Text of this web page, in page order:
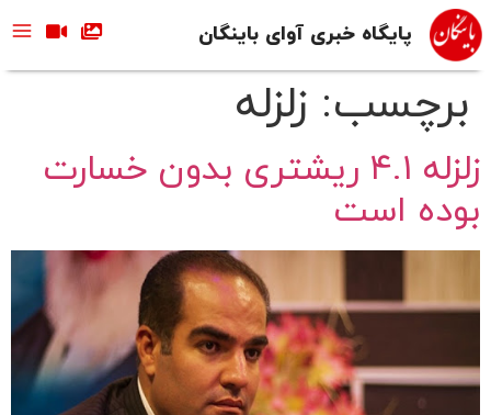
پایگاه خبری آوای باینگان
برچسب: زلزله
زلزله ۴.۱ ریشتری بدون خسارت
بوده است